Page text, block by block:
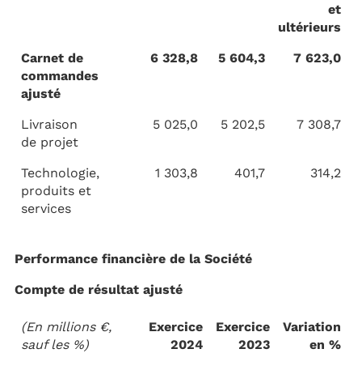
et
ultérieurs
Carnet de
commandes
ajusté
6 328,8 5 604,3 7 623,0
Livraison
de projet
5 025,0 5 202,5 7 308,7
Technologie,
produits et
services
1 303,8 401,7 314,2
Performance financière de la Société
Compte de résultat ajusté
(En millions €,
sauf les %)
Exercice
2024
Exercice
2023
Variation
en %